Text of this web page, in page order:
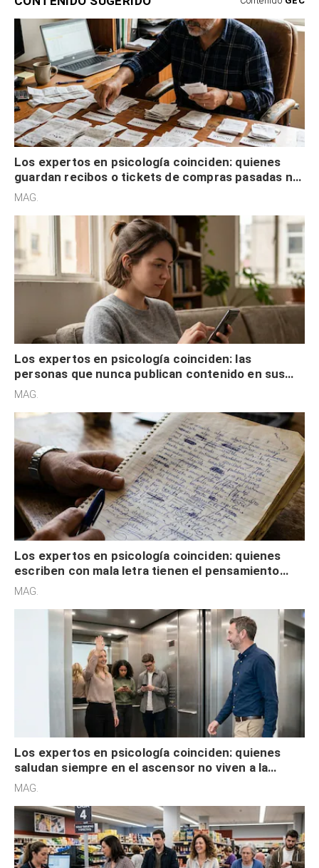
Los expertos en psicología coinciden: quienes
guardan recibos o tickets de compras pasadas no
son acumuladores, sino que tienen necesidad de
MAG.
Los expertos en psicología coinciden: las
personas que nunca publican contenido en sus
redes sociales no pretenden buscar validación
MAG.
Los expertos en psicología coinciden: quienes
escriben con mala letra tienen el pensamiento
acelerado y no lo hacen por desinterés
MAG.
Los expertos en psicología coinciden: quienes
saludan siempre en el ascensor no viven a la
defensiva y tienen apertura social
MAG.